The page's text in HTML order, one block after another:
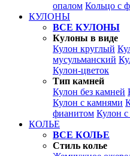
опалом Кольцо с
КУЛОНЫ
ВСЕ КУЛОНЫ
Кулоны в виде
Кулон круглый
мусульманский
Кулон-цветок
Тип камней
Кулон без камней
Кулон с камнями
фианитом Кулон
КОЛЬЕ
ВСЕ КОЛЬЕ
Стиль колье